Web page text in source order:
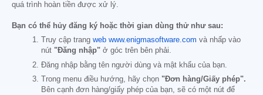
quá trình hoàn tiền được xử lý.
Bạn có thể hủy đăng ký hoặc thời gian dùng thử như sau:
Truy cập trang web www.enigmasoftware.com và nhấp vào
nút "Đăng nhập" ở góc trên bên phải.
Đăng nhập bằng tên người dùng và mật khẩu của bạn.
Trong menu điều hướng, hãy chọn "Đơn hàng/Giấy phép".
Bên cạnh đơn hàng/giấy phép của bạn, sẽ có một nút để